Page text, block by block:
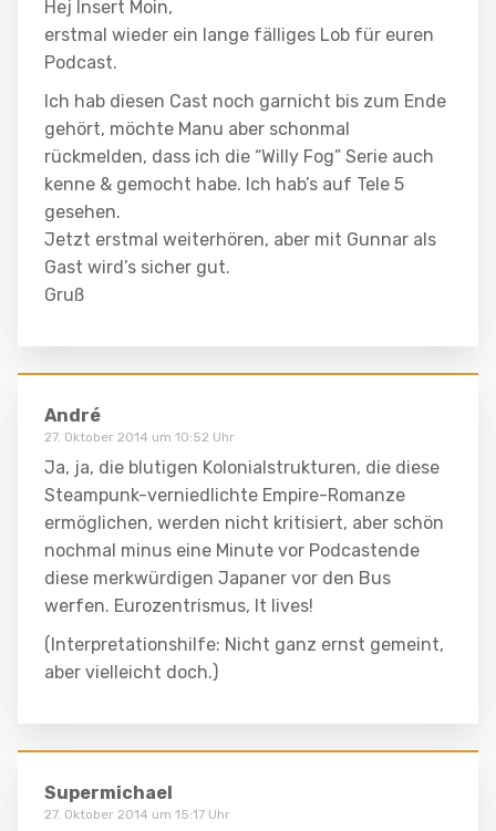
Hej Insert Moin,
erstmal wieder ein lange fälliges Lob für euren
Podcast.
Ich hab diesen Cast noch garnicht bis zum Ende
gehört, möchte Manu aber schonmal
rückmelden, dass ich die “Willy Fog” Serie auch
kenne & gemocht habe. Ich hab’s auf Tele 5
gesehen.
Jetzt erstmal weiterhören, aber mit Gunnar als
Gast wird’s sicher gut.
Gruß
André
27. Oktober 2014 um 10:52 Uhr
Ja, ja, die blutigen Kolonialstrukturen, die diese
Steampunk-verniedlichte Empire-Romanze
ermöglichen, werden nicht kritisiert, aber schön
nochmal minus eine Minute vor Podcastende
diese merkwürdigen Japaner vor den Bus
werfen. Eurozentrismus, It lives!
(Interpretationshilfe: Nicht ganz ernst gemeint,
aber vielleicht doch.)
Supermichael
27. Oktober 2014 um 15:17 Uhr